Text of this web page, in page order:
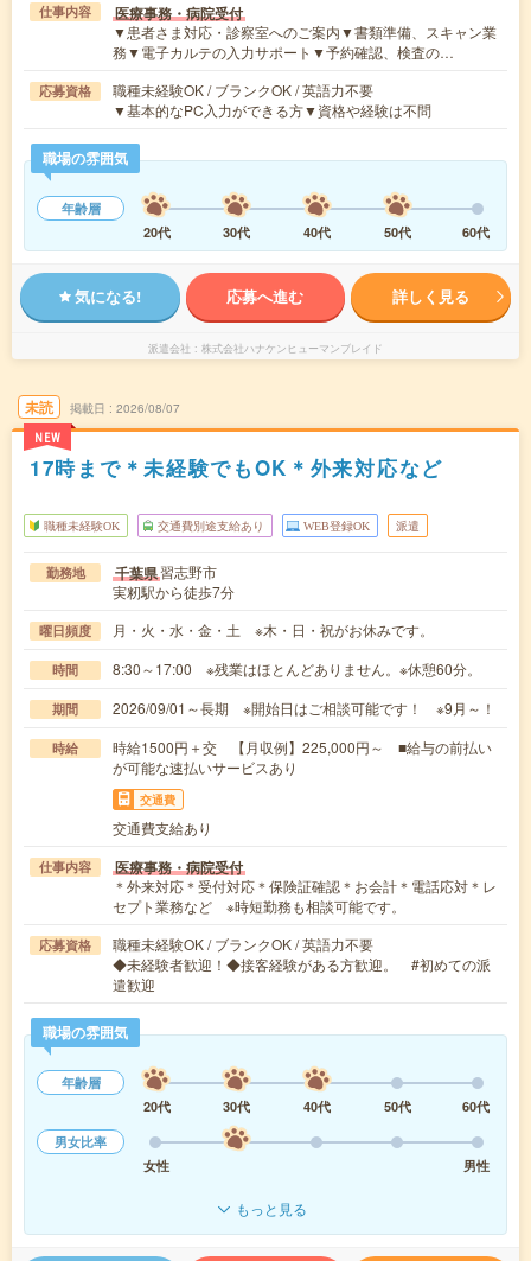
仕事内容 医療事務・病院受付
▼患者さま対応・診察室へのご案内▼書類準備、スキャン業
務▼電子カルテの入力サポート▼予約確認、検査の…
応募資格
職種未経験OK / ブランクOK / 英語力不要
▼基本的なPC入力ができる方▼資格や経験は不問
職場の雰囲気
年齢層
20代
30代 40代 50代 60代
気になる! 応募へ進む 詳しく見る
派遣会社 株式会社ハナケンヒューマンブレイド
未読
NEW
掲載日 2026/08/07
17時まで＊未経験でもOK＊外来対応など
職種未経験OK 交通費別途支給あり WEB登録OK 派遣
勤務地 千葉県習志野市
実籾駅から徒歩7分
曜日頻度 月・火・水・金・土 ※木・日・祝がお休みです。
時間 8:30～17:00 ※残業はほとんどありません。※休憩60分。
期間 2026/09/01～長期 ※開始日はご相談可能です！ ※9月～！
時給
時給1500円＋交 【月収例】225,000円～ ■給与の前払い
が可能な速払いサービスあり
交通費
交通費支給あり
仕事内容 医療事務・病院受付
＊外来対応＊受付対応＊保険証確認＊お会計＊電話応対＊レ
セプト業務など ※時短勤務も相談可能です。
応募資格
職種未経験OK / ブランクOK / 英語力不要
◆未経験者歓迎！◆接客経験がある方歓迎。 #初めての派
遣歓迎
職場の雰囲気
年齢層
20代
30代 40代 50代
60代
男女比率
女性
男性
もっと見る